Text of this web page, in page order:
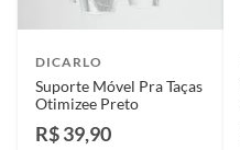
DICARLO
Suporte Móvel Pra Taças
Otimizee Preto
R$ 39,90